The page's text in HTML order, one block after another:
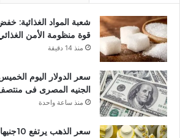
شعبة المواد الغذائية:
قوة منظومة الأمن
منذ 14 دقيقة
الجنيه المصرى فى منتصف
منذ ساعة واحدة